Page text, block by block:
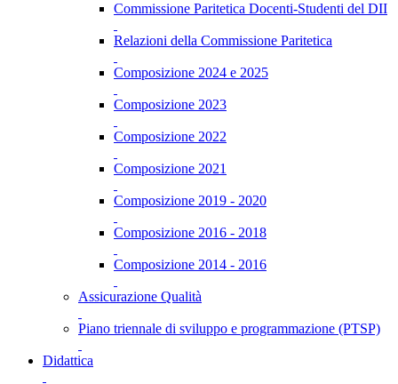
Commissione Paritetica Docenti-Studenti del DII
Relazioni della Commissione Paritetica
Composizione 2024 e 2025
Composizione 2023
Composizione 2022
Composizione 2021
Composizione 2019 - 2020
Composizione 2016 - 2018
Composizione 2014 - 2016
Assicurazione Qualità
Piano triennale di sviluppo e programmazione (PTSP)
Didattica